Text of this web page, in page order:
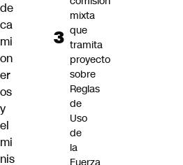
de
ca
mi
on
er
os
y
el
mi
nis
mixta
que
tramita
proyecto
sobre
Reglas
de
Uso
de
la
Fuerza